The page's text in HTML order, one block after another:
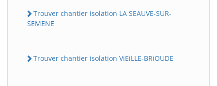
Trouver chantier isolation LA SEAUVE-SUR-
SEMENE
Trouver chantier isolation ViEiLLE-BRiOUDE